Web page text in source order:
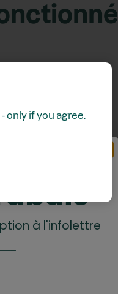
à l'infolettre
only if you agree.